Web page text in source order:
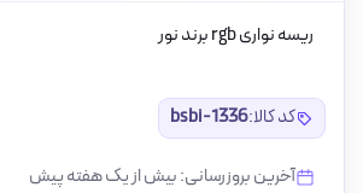
ریسه نواری rgb برند نور
کد کالا:bsbi-1336
آخرین بروزرسانی: بیش از یک هفته پیش